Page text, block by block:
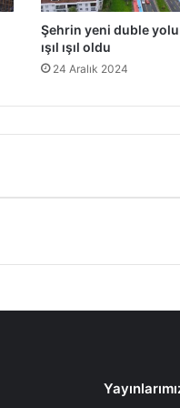
Şehrin yeni duble yolu
ışıl ışıl oldu
24 Aralık 2024